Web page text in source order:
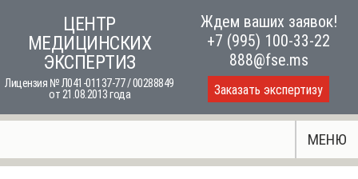
content
ЦЕНТР
МЕДИЦИНСКИХ
ЭКСПЕРТИЗ
Лицензия № Л041-01137-77 / 00288849
от 21.08.2013 года
Ждем ваших заявок!
+7 (995) 100-33-22
888@fse.ms
Заказать экспертизу
МЕНЮ